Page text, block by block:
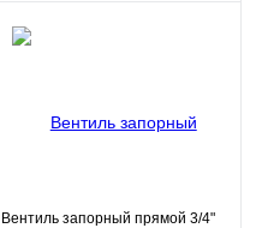
Вентиль запорный прямой 3/4"